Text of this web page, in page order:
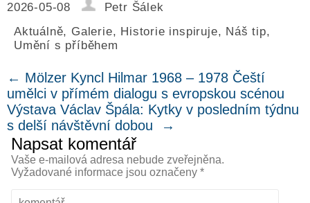
2026-05-08
Petr Šálek
Aktuálně, Galerie, Historie inspiruje, Náš tip,
Umění s příběhem
← Mölzer Kyncl Hilmar 1968 – 1978 Čeští
umělci v přímém dialogu s evropskou scénou
Výstava Václav Špála: Kytky v posledním týdnu
s delší návštěvní dobou
→
Napsat komentář
Vaše e-mailová adresa nebude zveřejněna.
Vyžadované informace jsou označeny *